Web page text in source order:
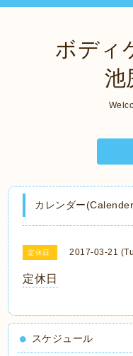
ボディ
池
カレンダー
定休日 2017-03-21
定休日
スケジュール